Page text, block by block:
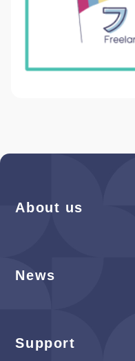
About us
News
Support